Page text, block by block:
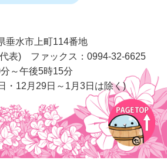
垂水市上町114番地
表)
ファックス：0994-32-6625
～午後5時15分
・12月29日～1月3日は除く)